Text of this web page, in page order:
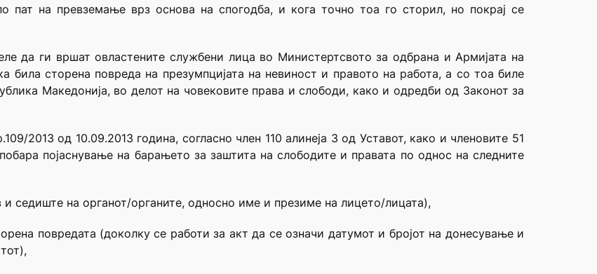
пат на превземање врз основа на спогодба, и кога точно тоа го сторил, но покрај се
да ги вршат овластените службени лица во Министертсвото за одбрана и Армијата на
била сторена повреда на презумпцијата на невиност и правото на работа, а со тоа биле
Македонија, во делот на човековите права и слободи, како и одредби од Законот за
2013 од 10.09.2013 година, согласно член 110 алинеја 3 од Уставот, како и членовите 51
појаснување на барањето за заштита на слободите и правата по однос на следните
и седиште на органот/органите, односно име и презиме на лицето/лицата),
повредата (доколку се работи за акт да се означи датумот и бројот на донесување и